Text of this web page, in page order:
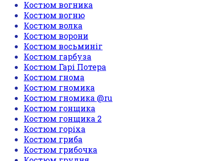
Костюм вогника
Костюм вогню
Костюм волка
Костюм ворони
Костюм восьминіг
Костюм гарбуза
Костюм Гарі Потера
Костюм гнома
Костюм гномика
Костюм гномика @ru
Костюм гонщика
Костюм гонщика 2
Костюм горіха
Костюм гриба
Костюм грибочка